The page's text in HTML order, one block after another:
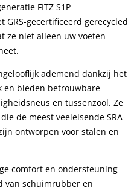
FITZ S1P
GRS-gecertificeerd gerecycled
ze niet alleen uw voeten
ademend dankzij het
en bieden betrouwbare
en tussenzool. Ze
de meest veeleisende SRA-
ontworpen voor stalen en
comfort en ondersteuning
van schuimrubber en